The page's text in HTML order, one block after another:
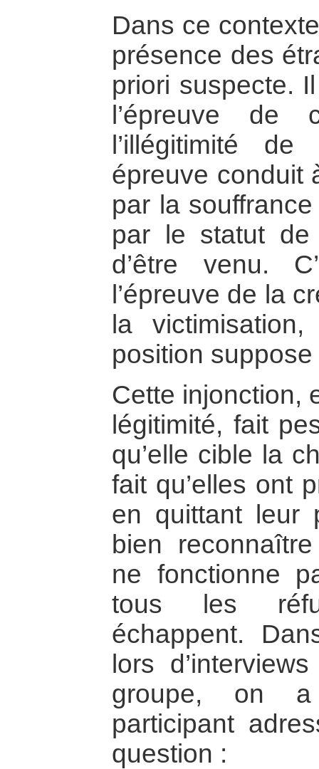
Dans ce
présence des
priori suspecte.
l’épreuve de
l’illégitimité
épreuve conduit
par la
par le statut de
d’être venu.
l’épreuve de la
la
position
Cette injonction,
légitimité, fait
qu’elle cible la
fait qu’elles ont
en quittant leur
bien
ne fonctionne
tous les
échappent.
lors
groupe, on
participant
question :